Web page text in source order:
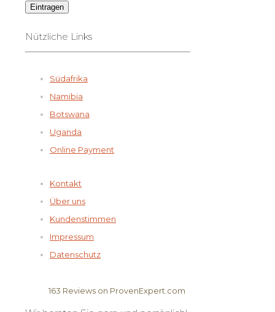
Nützliche Links
Südafrika
Namibia
Botswana
Uganda
Online Payment
Kontakt
Über uns
Kundenstimmen
Impressum
Datenschutz
163 Reviews on ProvenExpert.com